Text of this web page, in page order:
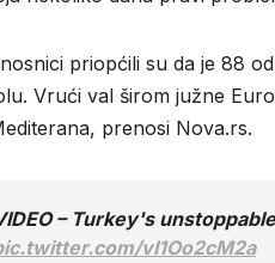
priopćili su da je 88
Vrući val širom južne
prenosi Nova.rs.
– Turkey's
vI1Oo2cM2a